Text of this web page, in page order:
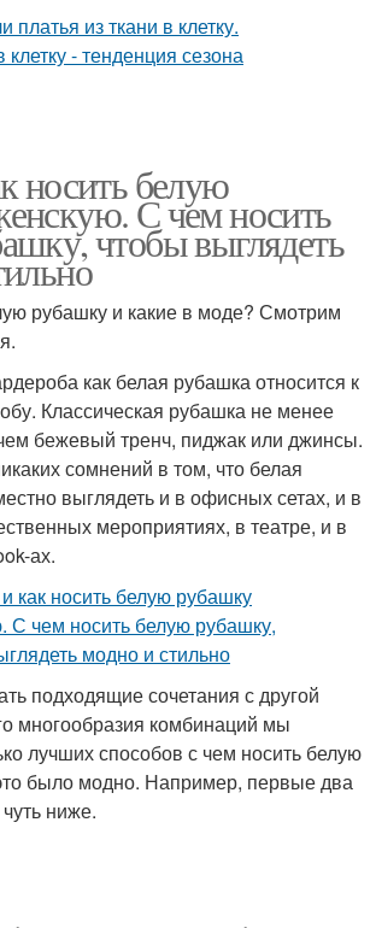
носить белую
С чем носить
чтобы выглядеть
рубашку и какие в моде? Смотрим
как белая рубашка относится к
Классическая рубашка не менее
бежевый тренч, пиджак или джинсы.
сомнений в том, что белая
выглядеть и в офисных сетах, и в
мероприятиях, в театре, и в
ах.
подходящие сочетания с другой
многообразия комбинаций мы
лучших способов с чем носить белую
было модно. Например, первые два
ниже.